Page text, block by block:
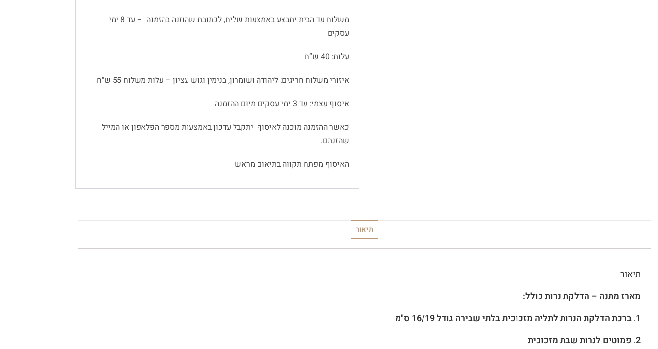
משלוח עד הבית יתבצע באמצעות שליח, לכתובת שהוזנה בהזמנה – עד 8 ימי
עסקים
עלות: 40 ש”ח
איזורי משלוח חריגים: ליהודה ושומרון, בנימין וגוש עציון – עלות משלוח 55 ש"ח
איסוף עצמי: עד 3 ימי עסקים מיום ההזמנה
כאשר ההזמנה מוכנה לאיסוף יתקבל עדכון באמצעות מספר הפלאפון או המייל
שהזנתם.
האיסוף מפתח תקווה בתיאום מראש
תיאור
תיאור
מארז מתנה – הדלקת נרות כולל:
1. ברכת הדלקת הנרות
לתליה מזכוכית בלתי שבירה גודל 16/19 ס"מ
2. פמוטים לנרות שבת מזכוכית